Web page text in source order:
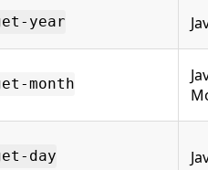
year
month
day